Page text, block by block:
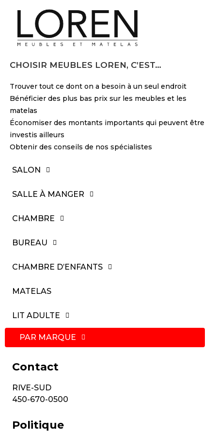
CHOISIR MEUBLES LOREN, C’EST…
Trouver tout ce dont on a besoin à un seul endroit
Bénéficier des plus bas prix sur les meubles et les
matelas
Économiser des montants importants qui peuvent être
investis ailleurs
Obtenir des conseils de nos spécialistes
SALON
SALLE À MANGER
CHAMBRE
BUREAU
CHAMBRE D’ENFANTS
MATELAS
LIT ADULTE
PAR MARQUE
Contact
RIVE-SUD
450-670-0500
Politique